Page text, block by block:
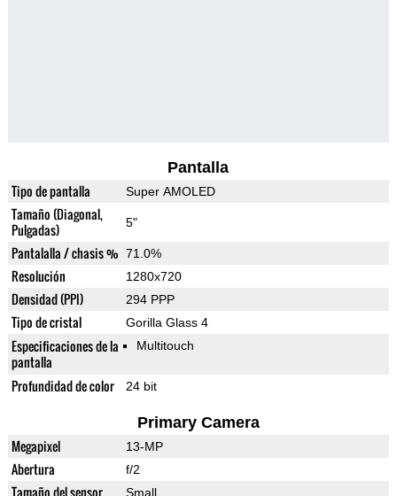
Pantalla
Tipo de pantalla Super AMOLED
Tamaño (Diagonal,
Pulgadas)
5"
Pantalalla / chasis % 71.0%
Resolución 1280x720
Densidad (PPI) 294 PPP
Tipo de cristal Gorilla Glass 4
Especificaciones de la
pantalla
Multitouch
Profundidad de color 24 bit
Primary Camera
Megapixel 13-MP
Abertura f/2
Tamaño del sensor Small